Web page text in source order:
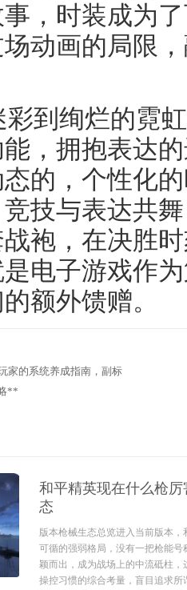
，时装成为
动画的局限
彩到绚烂的霓
，拥抱表达
的，个性化
技与表达共
袍，在决胜
电子游戏作
额外馈赠。
家的系统养成指南，副标
**
和平精英现在什么枪
态
版本枪械生态总览进入当前版本
可循的强弱格局，没有一把枪能
颖而出，成为战场上的中流砥柱
操控习惯的综合考量，盲目追求